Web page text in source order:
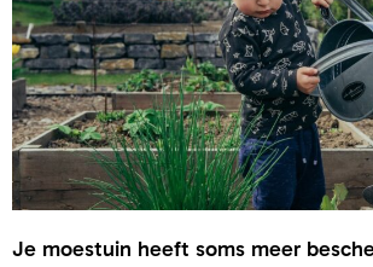
Je moestuin heeft soms meer